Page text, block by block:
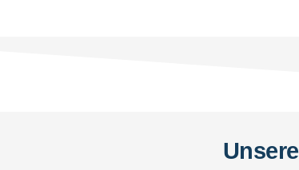
Unsere